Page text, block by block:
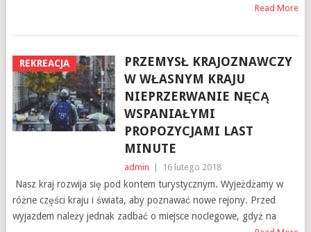
Read More
REKREACJA
PRZEMYSŁ KRAJOZNAWCZY
W WŁASNYM KRAJU
NIEPRZERWANIE NĘCĄ
WSPANIAŁYMI
PROPOZYCJAMI LAST
MINUTE
admin 16 lutego 2018
Nasz kraj rozwija się pod kontem turystycznym. Wyjeżdżamy w
różne części kraju i świata, aby poznawać nowe rejony. Przed
wyjazdem należy jednak zadbać o miejsce noclegowe, gdyż na